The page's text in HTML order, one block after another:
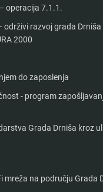
operacija 7.1.1.
održivi razvoj grada
2000
do zaposlenja
- program
Grada Drniša kroz
mreža na području Grada